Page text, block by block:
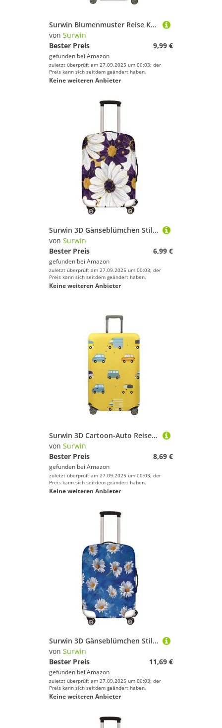
Surwin Blumenmuster Reise Kofferschutzhülle Reisetasche Kofferbezug Elastisch Kofferhülle Gepäck Cover Waschbare Reisekoffer Hülle Schutz Bezug Schutzhülle (Stil 4,L (26-28 Zoll))
von Surwin
Bester Preis
9,99 €
gefunden bei Amazon
zuletzt überprüft am 27.09.2025 um 00:03; der
Preis kann sich seitdem geändert haben.
Keine weiteren Anbieter
Surwin 3D Gänseblümchen Stil Reise Kofferschutzhülle Reisetasche Kofferbezug Elastisch Kofferhülle Gepäck Cover Waschbare Reisekoffer Hülle Schutz Bezug Schutzhülle (Blume 10,S (18-20 inches))
von Surwin
Bester Preis
6,99 €
gefunden bei Amazon
zuletzt überprüft am 27.09.2025 um 00:03; der
Preis kann sich seitdem geändert haben.
Keine weiteren Anbieter
Surwin 3D Cartoon-Auto Reise Kofferschutzhülle Reisetasche Kofferbezug Elastisch Kofferhülle Gepäck Cover Waschbare Reisekoffer Hülle Schutz Bezug Schutzhülle (Fahrzeugstil 11,M (22-24 inches))
von Surwin
Bester Preis
8,69 €
gefunden bei Amazon
zuletzt überprüft am 27.09.2025 um 00:03; der
Preis kann sich seitdem geändert haben.
Keine weiteren Anbieter
Surwin 3D Gänseblümchen Stil Reise Kofferschutzhülle Reisetasche Kofferbezug Elastisch Kofferhülle Gepäck Cover Waschbare Reisekoffer Hülle Schutz Bezug Schutzhülle (Dunkelblau,XL (30-32 Zoll))
von Surwin
Bester Preis
11,69 €
gefunden bei Amazon
zuletzt überprüft am 27.09.2025 um 00:03; der
Preis kann sich seitdem geändert haben.
Keine weiteren Anbieter